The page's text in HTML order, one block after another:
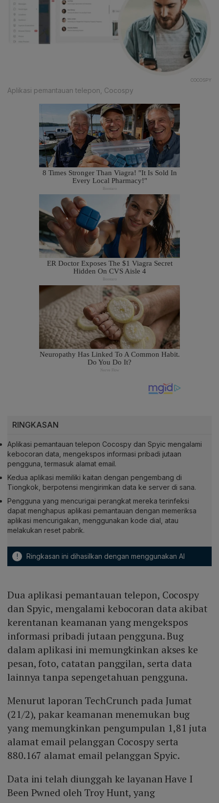
COCOSPY
Aplikasi pemantauan telepon, Cocospy
RINGKASAN
Aplikasi pemantauan telepon Cocospy dan Spyic mengalami
kebocoran data, mengekspos informasi pribadi jutaan
pengguna, termasuk alamat email.
Kedua aplikasi memiliki kaitan dengan pengembang di
Tiongkok, berpotensi mengirimkan data ke server di sana.
Pengguna yang mencurigai perangkat mereka terinfeksi
dapat menghapus aplikasi pemantauan dengan memeriksa
aplikasi mencurigakan, menggunakan kode dial, atau
melakukan reset pabrik.
! Ringkasan ini dihasilkan dengan menggunakan AI
Dua aplikasi pemantauan telepon, Cocospy
dan Spyic, mengalami kebocoran data akibat
kerentanan keamanan yang mengekspos
informasi pribadi jutaan pengguna. Bug
dalam aplikasi ini memungkinkan akses ke
pesan, foto, catatan panggilan, serta data
lainnya tanpa sepengetahuan pengguna.
Menurut laporan TechCrunch pada Jumat
(21/2), pakar keamanan menemukan bug
yang memungkinkan pengumpulan 1,81 juta
alamat email pelanggan Cocospy serta
880.167 alamat email pelanggan Spyic.
Data ini telah diunggah ke layanan Have I
Been Pwned oleh Troy Hunt, yang